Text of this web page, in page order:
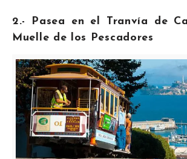
2.- Pasea en el Tranvía de
Muelle de los Pescadores